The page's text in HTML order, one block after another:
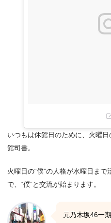
いつもは休館日のために、火曜
館司書。
火曜日の“僕”の人格が水曜日ま
で、“僕”と交流が始まります。
元乃木坂46一